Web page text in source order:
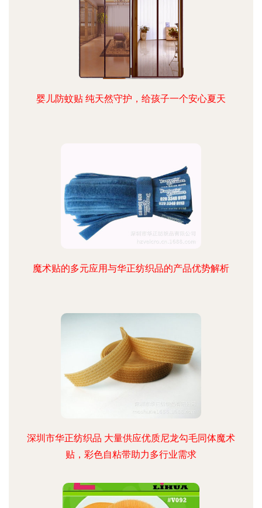
婴儿防蚊贴 纯天然守护，给孩子一个安心夏天
魔术贴的多元应用与华正纺织品的产品优势解析
深圳市华正纺织品 大量供应优质尼龙勾毛同体魔术
贴，彩色自粘带助力多行业需求